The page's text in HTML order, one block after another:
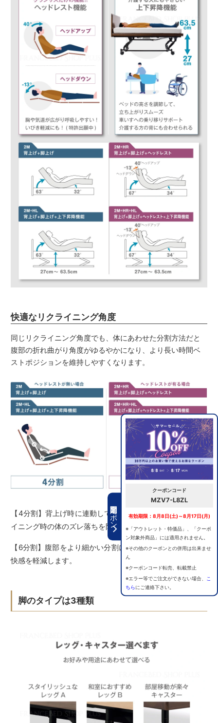
期間限定クーポン
クーポンコード
MZV7-L8ZL
有効期限：8月8日(土)～8月17日(月)
※「アウトレット・特価品」、「クーポ
ン対象外商品」には適用されません。
※その他のクーポンとの併用は出来ませ
ん
※クーポンコード転売、転載禁止
※エラー等でご注文ができない場合、
こ
ちらにご連絡下さい。
快適なリクライニング角度
同じリクライニング角度でも、体にあわせた分割方法だと
腹部の折れ曲がり角度がゆるやかになり、より長い時間ベ
ストポジションを維持しやすくなります。
【4分割】背上げ時に連動して脚上げを行うことで、リクラ
イニング時の体のズレ落ちを防止します。
【6分割】腹部をより細かい分割にすることで圧迫による不
快感を軽減します。
脚のタイプは3種類